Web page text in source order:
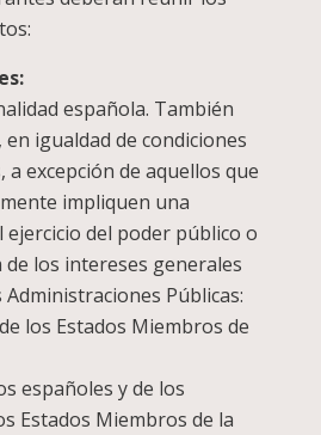
española. También
igualdad de condiciones
a excepción de aquellos que
impliquen una
ejercicio del poder público o
los intereses generales
Administraciones Públicas:
los Estados Miembros de
españoles y de los
Estados Miembros de la